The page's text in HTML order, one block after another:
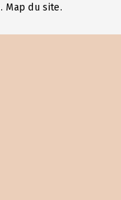
. Map du site.